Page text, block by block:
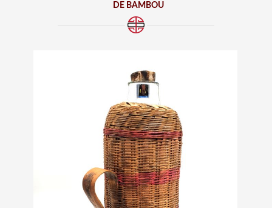
DE BAMBOU